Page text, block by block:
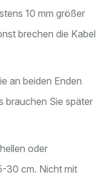
10 mm größer
brechen die Kabel
an beiden Enden
brauchen Sie später
oder
30 cm. Nicht mit